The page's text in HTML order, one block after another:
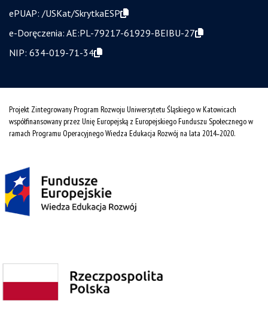
ePUAP: /USKat/SkrytkaESP
e-Doręczenia: AE:PL-79217-61929-BEIBU-27
NIP: 634-019-71-34
Projekt Zintegrowany Program Rozwoju Uniwersytetu Śląskiego w Katowicach
współfinansowany przez Unię Europejską z Europejskiego Funduszu Społecznego w
ramach Programu Operacyjnego Wiedza Edukacja Rozwój na lata 2014˗2020.